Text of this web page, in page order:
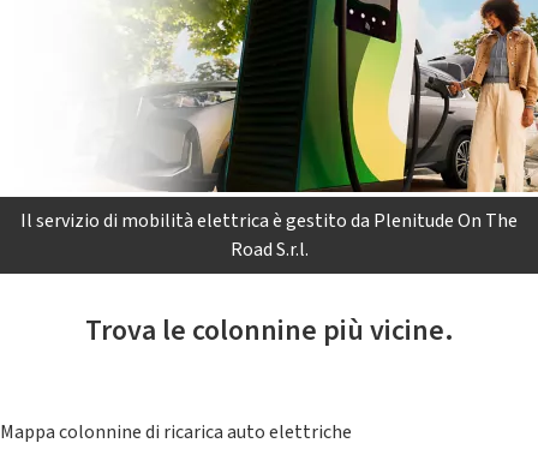
Il servizio di mobilità elettrica è gestito da Plenitude On The
Road S.r.l.
Trova le colonnine più vicine.
Mappa colonnine di ricarica auto elettriche